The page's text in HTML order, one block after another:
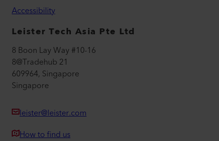
Accessibility
Leister Tech Asia Pte Ltd
8 Boon Lay Way #10-16
8@Tradehub 21
609964, Singapore
Singapore
leister@leister.com
How to find us